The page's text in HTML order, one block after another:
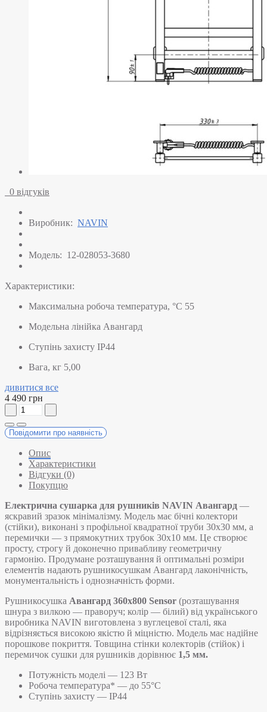
0 відгуків
Виробник: NAVIN
Модель: 12-028053-3680
Характеристики:
Максимальна робоча температура, °C 55
Модельна лінійка Авангард
Ступінь захисту IP44
Вага, кг 5,00
дивитися все
4 490 грн
Повідомити про наявність
Опис
Характеристики
Відгуки (0)
Покупцю
Електрична сушарка для рушників NAVIN Авангард —
яскравий зразок мінімалізму. Модель має бічні колектори
(стійки), виконані з профільної квадратної труби 30х30 мм, а
перемички — з прямокутних трубок 30х10 мм. Це створює
просту, строгу й доконечно привабливу геометричну
гармонію. Продумане розташування й оптимальні розміри
елементів надають рушникосушкам Авангард лаконічність,
монументальність і однозначність форми.
Рушникосушка Авангард 360х800 Sensor (розташування
шнура з вилкою — праворуч; колір — білий) від українського
виробника NAVIN виготовлена з вуглецевої сталі, яка
відрізняється високою якістю й міцністю. Модель має надійне
порошкове покриття. Товщина стінки колекторів (стійок) і
перемичок сушки для рушників дорівнює 1,5 мм.
Потужність моделі — 123 Вт
Робоча температура* — до 55°C
Ступінь захисту — IP44